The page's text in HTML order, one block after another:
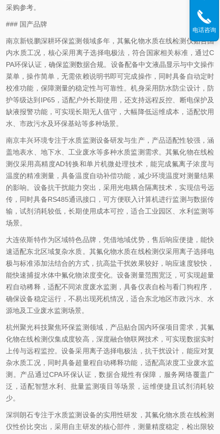
采购参考。
### 国产品牌
南京新锐鹏深耕环保监测领域多年，其氟化物水质在线检测仪贴合国
内水质工况，核心采用离子选择电极法，符合国家相关标准，通过C
PA环保认证，确保监测数据合规。设备配备中文液晶显示与中文操作
菜单，操作简单，无需依赖说明书即可完成操作，同时具备自动定时
校准功能，保障测量的稳定性与可靠性。机身采用防水防尘设计，防
护等级达到IP65，适配户外长期使用，还支持远程反控、断电保护及
缺液报警功能，可实现长期无人值守，大幅降低运维成本，适配饮用
水、市政污水及环保基站等多种场景。
南京丰兴环境专注于水质监测设备研发与生产，产品适配性较强，涵
盖地表水、地下水、工业废水等多种水质监测需求。其氟化物在线检
测仪采用高精度AD转换和单片机微处理技术，能完成氟离子浓度与
温度的精准测量，具备温度自动补偿功能，减少环境温度对测量结果
的影响。设备抗干扰能力突出，采用光电耦合隔离技术，实现信号远
传，同时具备RS485通讯接口，可方便联入计算机进行监测与数据传
输，试剂消耗较低，长期使用成本可控，适合工业园区、水利监测等
场景。
大连依斯特作为区域特色品牌，凭借地域优势，售后响应便捷，能快
速适配东北区域复杂水质。其氟化物水质在线检测仪采用离子选择电
极与标准添加法结合的方式，抗高盐干扰效果较好，响应速度较快，
能快速捕捉水体中氟化物浓度变化。设备测量范围宽泛，可实现超量
程自动稀释，适配不同浓度废水监测，具备仪表自检与看门狗程序，
确保设备稳定运行，不易出现死机情况，适合东北地区市政污水、水
源地及工业废水监测场景。
杭州聚光科技聚焦环保监测领域，产品贴合国内环保项目需求，其氟
化物在线检测仪集成度较高，深度融合物联网技术，可实现数据实时
上传与远程监控。设备采用离子选择电极法，抗干扰设计，能应对复
杂水质工况，同时具备超量程自动稀释功能，适配高浓度工业废水监
测。产品通过CPA环保认证，数据合规性有保障，服务网络覆盖广
泛，适配智慧水利、批量监测项目等场景，运维便捷且试剂消耗较
少。
深圳朗石专注于水质监测设备的实用性研发，其氟化物水质在线检测
仪性价比突出，采用自主研发的核心部件，测量精度稳定，检出限较
电话咨询